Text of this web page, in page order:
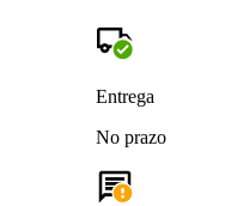
Entrega
No prazo